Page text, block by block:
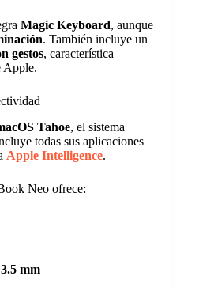
Magic Keyboard, aunque
. También incluye un
gestos, característica
Apple.
Tahoe, el sistema
todas sus aplicaciones
Apple Intelligence.
Neo ofrece:
mm